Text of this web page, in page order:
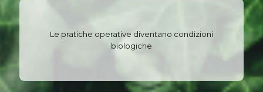
Le pratiche operative diventano condizioni
biologiche